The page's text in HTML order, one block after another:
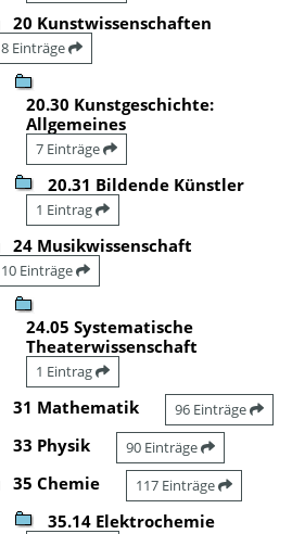
20 Kunstwissenschaften
8 Einträge
20.30 Kunstgeschichte:
Allgemeines
7 Einträge
20.31 Bildende Künstler
1 Eintrag
24 Musikwissenschaft
10 Einträge
24.05 Systematische
Theaterwissenschaft
1 Eintrag
31 Mathematik 96 Einträge
33 Physik 90 Einträge
35 Chemie 117 Einträge
35.14 Elektrochemie